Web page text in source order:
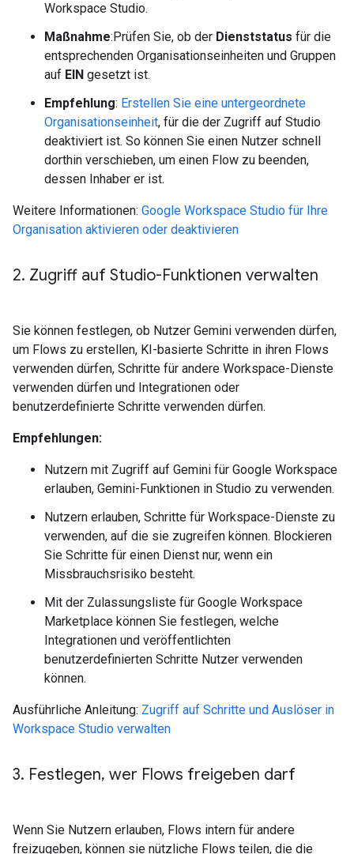
Workspace Studio.
Maßnahme:Prüfen Sie, ob der Dienststatus für die
entsprechenden Organisationseinheiten und Gruppen
auf EIN gesetzt ist.
Empfehlung: Erstellen Sie eine untergeordnete
Organisationseinheit, für die der Zugriff auf Studio
deaktiviert ist. So können Sie einen Nutzer schnell
dorthin verschieben, um einen Flow zu beenden,
dessen Inhaber er ist.
Weitere Informationen: Google Workspace Studio für Ihre
Organisation aktivieren oder deaktivieren
2. Zugriff auf Studio-Funktionen verwalten
Sie können festlegen, ob Nutzer Gemini verwenden dürfen,
um Flows zu erstellen, KI-basierte Schritte in ihren Flows
verwenden dürfen, Schritte für andere Workspace-Dienste
verwenden dürfen und Integrationen oder
benutzerdefinierte Schritte verwenden dürfen.
Empfehlungen:
Nutzern mit Zugriff auf Gemini für Google Workspace
erlauben, Gemini-Funktionen in Studio zu verwenden.
Nutzern erlauben, Schritte für Workspace-Dienste zu
verwenden, auf die sie zugreifen können. Blockieren
Sie Schritte für einen Dienst nur, wenn ein
Missbrauchsrisiko besteht.
Mit der Zulassungsliste für Google Workspace
Marketplace können Sie festlegen, welche
Integrationen und veröffentlichten
benutzerdefinierten Schritte Nutzer verwenden
können.
Ausführliche Anleitung: Zugriff auf Schritte und Auslöser in
Workspace Studio verwalten
3. Festlegen, wer Flows freigeben darf
Wenn Sie Nutzern erlauben, Flows intern für andere
freizugeben, können sie nützliche Flows teilen, die die